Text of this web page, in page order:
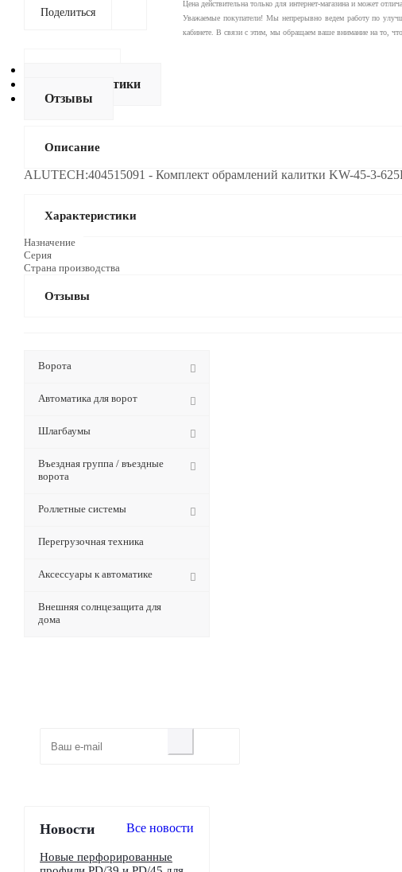
Поделиться
Цена действительна только для интернет-магазина и может
Уважаемые покупатели! Мы непрерывно ведем работу по
кабинете. В связи с этим, мы обращаем ваше внимание на то,
Характеристики
Отзывы
Описание
ALUTECH:404515091 - Комплект обрамлений калитки KW-45-3-
Характеристики
Назначение
Серия
Страна производства
Отзывы
Ворота
Автоматика для ворот
Шлагбаумы
Въездная группа / въездные
ворота
Роллетные системы
Перегрузочная техника
Аксессуары к автоматике
Внешняя солнцезащита для
дома
Новости Все новости
Новые перфорированные